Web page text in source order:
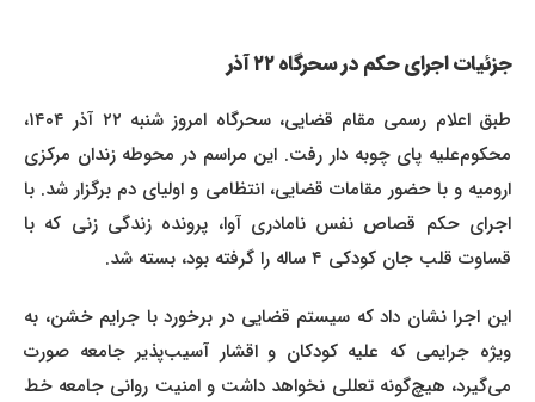
جزئیات اجرای حکم در سحرگاه ۲۲ آذر
طبق اعلام رسمی مقام قضایی، سحرگاه امروز شنبه ۲۲ آذر ۱۴۰۴،
محکوم‌علیه پای چوبه دار رفت. این مراسم در محوطه زندان مرکزی
ارومیه و با حضور مقامات قضایی، انتظامی و اولیای دم برگزار شد. با
اجرای حکم قصاص نفس نامادری آوا، پرونده زندگی زنی که با
قساوت قلب جان کودکی ۴ ساله را گرفته بود، بسته شد.
این اجرا نشان داد که سیستم قضایی در برخورد با جرایم خشن، به
ویژه جرایمی که علیه کودکان و اقشار آسیب‌پذیر جامعه صورت
می‌گیرد، هیچ‌گونه تعللی نخواهد داشت و امنیت روانی جامعه خط